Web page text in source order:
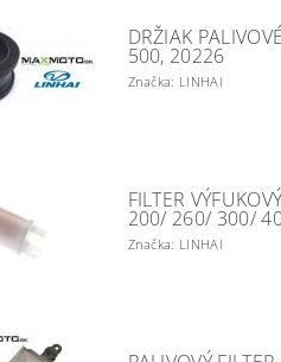
DRŽIAK
500, 20226
Značka: LINHAI
FILTER
200/ 260/ 300/
Značka: LINHAI